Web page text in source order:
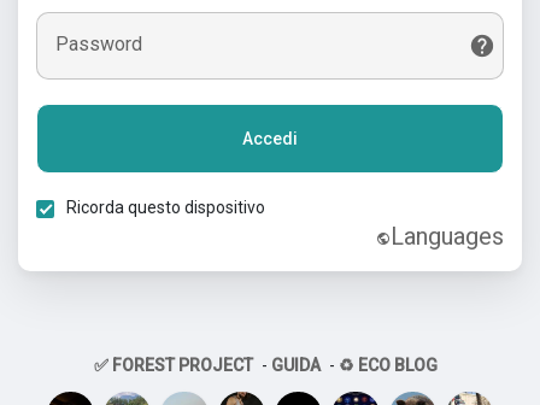
Password
Accedi
Ricorda questo dispositivo
Languages
✅ FOREST PROJECT - GUIDA - ♻️ ECO BLOG